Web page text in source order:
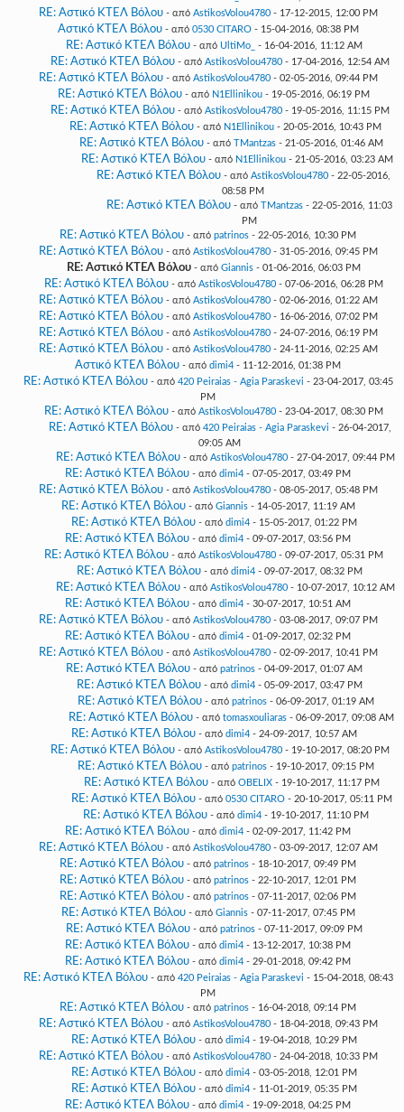
RE: Αστικό ΚΤΕΛ Βόλου - από AstikosVolou4780- 17-12-2015, 12:00 PM
Αστικό ΚΤΕΛ Βόλου - από 0530 CITARO- 15-04-2016, 08:38 PM
RE: Αστικό ΚΤΕΛ Βόλου - από UltiMo_ - 16-04-2016, 11:12 AM
RE: Αστικό ΚΤΕΛ Βόλου - από AstikosVolou4780- 17-04-2016, 12:54 AM
RE: Αστικό ΚΤΕΛ Βόλου - από AstikosVolou4780- 02-05-2016, 09:44 PM
RE: Αστικό ΚΤΕΛ Βόλου - από N1Ellinikou - 19-05-2016, 06:19 PM
RE: Αστικό ΚΤΕΛ Βόλου - από AstikosVolou4780- 19-05-2016, 11:15 PM
RE: Αστικό ΚΤΕΛ Βόλου - από N1Ellinikou - 20-05-2016, 10:43 PM
RE: Αστικό ΚΤΕΛ Βόλου - από TMantzas - 21-05-2016, 01:46 AM
RE: Αστικό ΚΤΕΛ Βόλου - από N1Ellinikou - 21-05-2016, 03:23 AM
RE: Αστικό ΚΤΕΛ Βόλου - από AstikosVolou4780- 22-05-2016,
08:58 PM
RE: Αστικό ΚΤΕΛ Βόλου - από TMantzas- 22-05-2016, 11:03
PM
RE: Αστικό ΚΤΕΛ Βόλου - από patrinos - 22-05-2016, 10:30 PM
RE: Αστικό ΚΤΕΛ Βόλου - από AstikosVolou4780- 31-05-2016, 09:45 PM
RE: Αστικό ΚΤΕΛ Βόλου - από Giannis - 01-06-2016, 06:03 PM
RE: Αστικό ΚΤΕΛ Βόλου - από AstikosVolou4780 - 07-06-2016, 06:28 PM
RE: Αστικό ΚΤΕΛ Βόλου - από AstikosVolou4780- 02-06-2016, 01:22 AM
RE: Αστικό ΚΤΕΛ Βόλου - από AstikosVolou4780- 16-06-2016, 07:02 PM
RE: Αστικό ΚΤΕΛ Βόλου - από AstikosVolou4780- 24-07-2016, 06:19 PM
RE: Αστικό ΚΤΕΛ Βόλου - από AstikosVolou4780- 24-11-2016, 02:25 AM
Αστικό ΚΤΕΛ Βόλου - από dimi4 - 11-12-2016, 01:38 PM
RE: Αστικό ΚΤΕΛ Βόλου - από 420 Peiraias - Agia Paraskevi - 23-04-2017, 03:45
PM
RE: Αστικό ΚΤΕΛ Βόλου - από AstikosVolou4780 - 23-04-2017, 08:30 PM
RE: Αστικό ΚΤΕΛ Βόλου - από 420 Peiraias - Agia Paraskevi - 26-04-2017,
09:05 AM
RE: Αστικό ΚΤΕΛ Βόλου - από AstikosVolou4780 - 27-04-2017, 09:44 PM
RE: Αστικό ΚΤΕΛ Βόλου - από dimi4 - 07-05-2017, 03:49 PM
RE: Αστικό ΚΤΕΛ Βόλου - από AstikosVolou4780- 08-05-2017, 05:48 PM
RE: Αστικό ΚΤΕΛ Βόλου - από Giannis- 14-05-2017, 11:19 AM
RE: Αστικό ΚΤΕΛ Βόλου - από dimi4- 15-05-2017, 01:22 PM
RE: Αστικό ΚΤΕΛ Βόλου - από dimi4 - 09-07-2017, 03:56 PM
RE: Αστικό ΚΤΕΛ Βόλου - από AstikosVolou4780 - 09-07-2017, 05:31 PM
RE: Αστικό ΚΤΕΛ Βόλου - από dimi4 - 09-07-2017, 08:32 PM
RE: Αστικό ΚΤΕΛ Βόλου - από AstikosVolou4780 - 10-07-2017, 10:12 AM
RE: Αστικό ΚΤΕΛ Βόλου - από dimi4 - 30-07-2017, 10:51 AM
RE: Αστικό ΚΤΕΛ Βόλου - από AstikosVolou4780- 03-08-2017, 09:07 PM
RE: Αστικό ΚΤΕΛ Βόλου - από dimi4 - 01-09-2017, 02:32 PM
RE: Αστικό ΚΤΕΛ Βόλου - από AstikosVolou4780- 02-09-2017, 10:41 PM
RE: Αστικό ΚΤΕΛ Βόλου - από patrinos- 04-09-2017, 01:07 AM
RE: Αστικό ΚΤΕΛ Βόλου - από dimi4 - 05-09-2017, 03:47 PM
RE: Αστικό ΚΤΕΛ Βόλου - από patrinos- 06-09-2017, 01:19 AM
RE: Αστικό ΚΤΕΛ Βόλου - από tomasxouliaras - 06-09-2017, 09:08 AM
RE: Αστικό ΚΤΕΛ Βόλου - από dimi4- 24-09-2017, 10:57 AM
RE: Αστικό ΚΤΕΛ Βόλου - από AstikosVolou4780- 19-10-2017, 08:20 PM
RE: Αστικό ΚΤΕΛ Βόλου - από patrinos- 19-10-2017, 09:15 PM
RE: Αστικό ΚΤΕΛ Βόλου - από OBELIX- 19-10-2017, 11:17 PM
RE: Αστικό ΚΤΕΛ Βόλου - από 0530 CITARO- 20-10-2017, 05:11 PM
RE: Αστικό ΚΤΕΛ Βόλου - από dimi4- 19-10-2017, 11:10 PM
RE: Αστικό ΚΤΕΛ Βόλου - από dimi4 - 02-09-2017, 11:42 PM
RE: Αστικό ΚΤΕΛ Βόλου - από AstikosVolou4780- 03-09-2017, 12:07 AM
RE: Αστικό ΚΤΕΛ Βόλου - από patrinos - 18-10-2017, 09:49 PM
RE: Αστικό ΚΤΕΛ Βόλου - από patrinos - 22-10-2017, 12:01 PM
RE: Αστικό ΚΤΕΛ Βόλου - από patrinos - 07-11-2017, 02:06 PM
RE: Αστικό ΚΤΕΛ Βόλου - από Giannis- 07-11-2017, 07:45 PM
RE: Αστικό ΚΤΕΛ Βόλου - από patrinos- 07-11-2017, 09:09 PM
RE: Αστικό ΚΤΕΛ Βόλου - από dimi4 - 13-12-2017, 10:38 PM
RE: Αστικό ΚΤΕΛ Βόλου - από dimi4 - 29-01-2018, 09:42 PM
RE: Αστικό ΚΤΕΛ Βόλου - από 420 Peiraias - Agia Paraskevi - 15-04-2018, 08:43
PM
RE: Αστικό ΚΤΕΛ Βόλου - από patrinos - 16-04-2018, 09:14 PM
RE: Αστικό ΚΤΕΛ Βόλου - από AstikosVolou4780- 18-04-2018, 09:43 PM
RE: Αστικό ΚΤΕΛ Βόλου - από dimi4- 19-04-2018, 10:29 PM
RE: Αστικό ΚΤΕΛ Βόλου - από AstikosVolou4780- 24-04-2018, 10:33 PM
RE: Αστικό ΚΤΕΛ Βόλου - από dimi4- 03-05-2018, 12:01 PM
RE: Αστικό ΚΤΕΛ Βόλου - από dimi4- 11-01-2019, 05:35 PM
RE: Αστικό ΚΤΕΛ Βόλου - από dimi4 - 19-09-2018, 04:25 PM